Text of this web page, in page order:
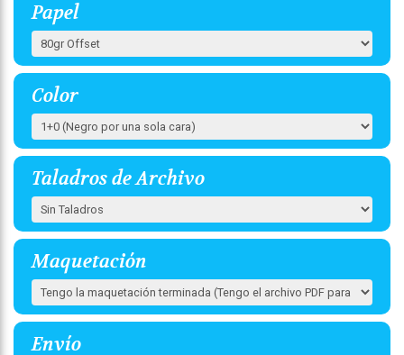
Papel
Color
Taladros de Archivo
Maquetación
Envío